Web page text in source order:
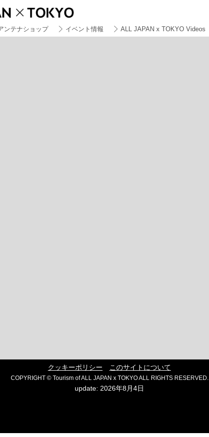
ンテナショップ イベント情報 ALL JAPAN x TOKYO Videos
クッキーポリシー このサイトについて
COPYRIGHT © Tourism of ALL JAPAN x TOKYO ALL RIGHTS RESERVED.
update: 2026年8月4日